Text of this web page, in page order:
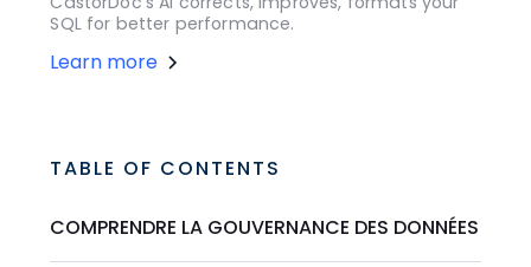
SQL for better performance.
Learn more
TABLE OF CONTENTS
COMPRENDRE LA GOUVERNANCE DES DONNÉES